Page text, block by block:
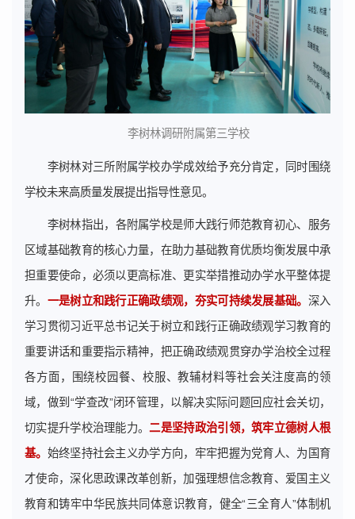
李树林调研附属第三学校
李树林对三所附属学校办学成效给予充分肯定，同时围绕
学校未来高质量发展提出指导性意见。
李树林指出，各附属学校是师大践行师范教育初心、服务
区域基础教育的核心力量，在助力基础教育优质均衡发展中承
担重要使命，必须以更高标准、更实举措推动办学水平整体提
升。 一是树立和践行正确政绩观，夯实可持续发展基础。 深入
学习贯彻习近平总书记关于树立和践行正确政绩观学习教育的
重要讲话和重要指示精神，把正确政绩观贯穿办学治校全过程
各方面，围绕校园餐、校服、教辅材料等社会关注度高的领
域，做到“学查改”闭环管理，以解决实际问题回应社会关切，
切实提升学校治理能力。二是坚持政治引领，筑牢立德树人根
基。 始终坚持社会主义办学方向，牢牢把握为党育人、为国育
才使命，深化思政课改革创新，加强理想信念教育、爱国主义
教育和铸牢中华民族共同体意识教育，健全“三全育人”体制机